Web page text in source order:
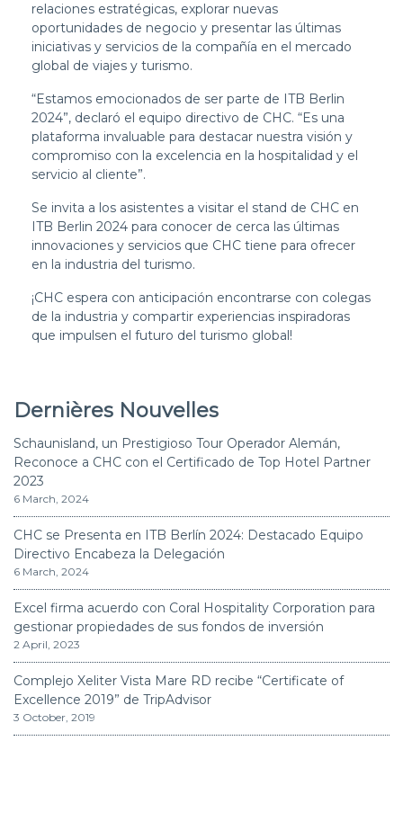
relaciones estratégicas, explorar nuevas
oportunidades de negocio y presentar las últimas
iniciativas y servicios de la compañía en el mercado
global de viajes y turismo.
“Estamos emocionados de ser parte de ITB Berlin
2024”, declaró el equipo directivo de CHC. “Es una
plataforma invaluable para destacar nuestra visión y
compromiso con la excelencia en la hospitalidad y el
servicio al cliente”.
Se invita a los asistentes a visitar el stand de CHC en
ITB Berlin 2024 para conocer de cerca las últimas
innovaciones y servicios que CHC tiene para ofrecer
en la industria del turismo.
¡CHC espera con anticipación encontrarse con colegas
de la industria y compartir experiencias inspiradoras
que impulsen el futuro del turismo global!
Dernières Nouvelles
Schaunisland, un Prestigioso Tour Operador Alemán,
Reconoce a CHC con el Certificado de Top Hotel Partner
2023
6 March, 2024
CHC se Presenta en ITB Berlín 2024: Destacado Equipo
Directivo Encabeza la Delegación
6 March, 2024
Excel firma acuerdo con Coral Hospitality Corporation para
gestionar propiedades de sus fondos de inversión
2 April, 2023
Complejo Xeliter Vista Mare RD recibe “Certificate of
Excellence 2019” de TripAdvisor
3 October, 2019